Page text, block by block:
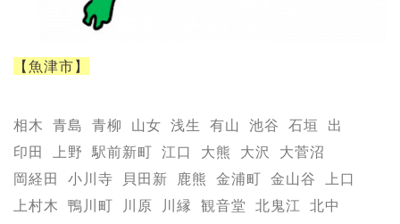
【魚津市】
相木 青島 青柳 山女 浅生 有山 池谷 石垣
出
印田
上野 駅前新町 江口 大熊 大沢
大菅沼
岡経田
小川寺 貝田新 鹿熊 金浦町 金山谷
上口
上村木
鴨川町 川原 川縁 観音堂 北鬼江
北中